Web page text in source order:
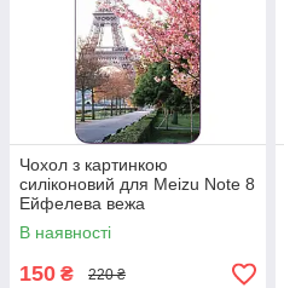
Чохол з картинкою
силіконовий для Meizu Note 8
Ейфелева вежа
В наявності
150 ₴ 220 ₴